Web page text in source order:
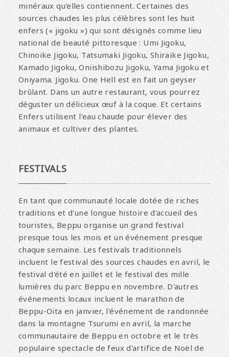
minéraux qu'elles contiennent. Certaines des
sources chaudes les plus célèbres sont les huit
enfers (« jigoku ») qui sont désignés comme lieu
national de beauté pittoresque : Umi Jigoku,
Chinoike Jigoku, Tatsumaki Jigoku, Shiraike Jigoku,
Kamado Jigoku, Oniishibozu Jigoku, Yama Jigoku et
Oniyama. Jigoku. One Hell est en fait un geyser
brûlant. Dans un autre restaurant, vous pourrez
déguster un délicieux œuf à la coque. Et certains
Enfers utilisent l’eau chaude pour élever des
animaux et cultiver des plantes.
FESTIVALS
En tant que communauté locale dotée de riches
traditions et d'une longue histoire d'accueil des
touristes, Beppu organise un grand festival
presque tous les mois et un événement presque
chaque semaine. Les festivals traditionnels
incluent le festival des sources chaudes en avril, le
festival d'été en juillet et le festival des mille
lumières du parc Beppu en novembre. D'autres
événements locaux incluent le marathon de
Beppu-Oita en janvier, l'événement de randonnée
dans la montagne Tsurumi en avril, la marche
communautaire de Beppu en octobre et le très
populaire spectacle de feux d'artifice de Noël de